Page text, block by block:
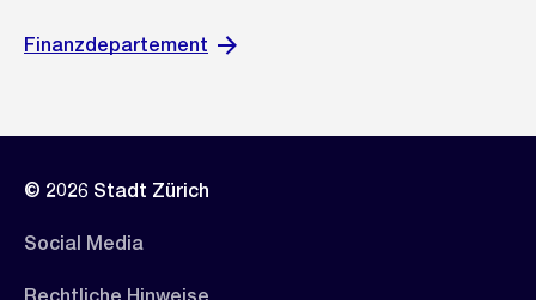
Finanzdepartement
© 2026 Stadt Zürich
Social Media